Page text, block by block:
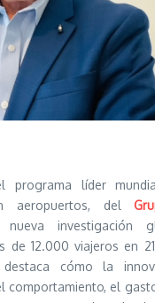
programa líder
aeropuertos, del
nueva investigación
de 12.000 viajeros en
destaca cómo la
comportamiento, el